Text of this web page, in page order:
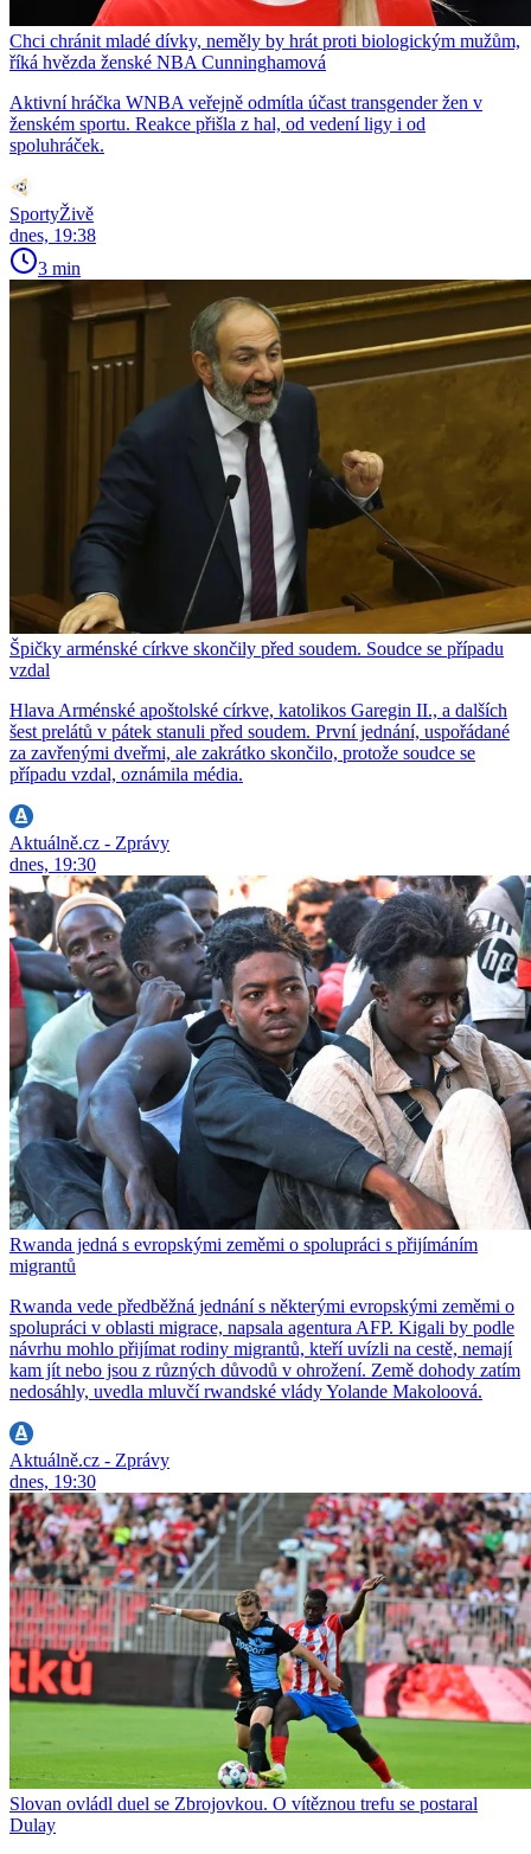
Chci chránit mladé dívky, neměly by hrát proti biologickým mužům,
říká hvězda ženské NBA Cunninghamová
Aktivní hráčka WNBA veřejně odmítla účast transgender žen v
ženském sportu. Reakce přišla z hal, od vedení ligy i od
spoluhráček.
SportyŽivě
dnes, 19:38
3 min
Špičky arménské církve skončily před soudem. Soudce se případu
vzdal
Hlava Arménské apoštolské církve, katolikos Garegin II., a dalších
šest prelátů v pátek stanuli před soudem. První jednání, uspořádané
za zavřenými dveřmi, ale zakrátko skončilo, protože soudce se
případu vzdal, oznámila média.
Aktuálně.cz - Zprávy
dnes, 19:30
Rwanda jedná s evropskými zeměmi o spolupráci s přijímáním
migrantů
Rwanda vede předběžná jednání s některými evropskými zeměmi o
spolupráci v oblasti migrace, napsala agentura AFP. Kigali by podle
návrhu mohlo přijímat rodiny migrantů, kteří uvízli na cestě, nemají
kam jít nebo jsou z různých důvodů v ohrožení. Země dohody zatím
nedosáhly, uvedla mluvčí rwandské vlády Yolande Makoloová.
Aktuálně.cz - Zprávy
dnes, 19:30
Slovan ovládl duel se Zbrojovkou. O vítěznou trefu se postaral
Dulay